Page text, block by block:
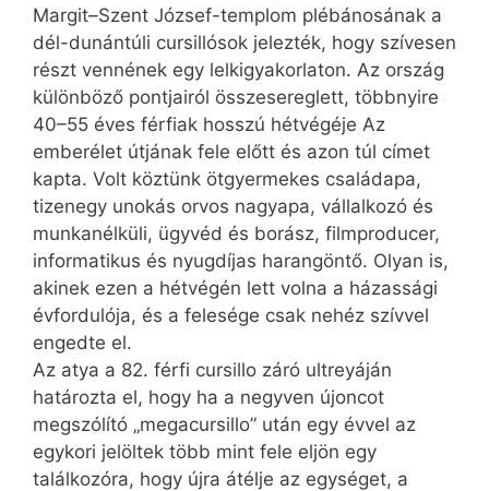
Margit–Szent József-templom plébánosának a
dél-dunántúli cursillósok jelezték, hogy szívesen
részt vennének egy lelkigyakorlaton. Az ország
különböző pontjairól összesereglett, többnyire
40–55 éves férfiak hosszú hétvégéje Az
emberélet útjának fele előtt és azon túl címet
kapta. Volt köztünk ötgyermekes családapa,
tizenegy unokás orvos nagyapa, vállalkozó és
munkanélküli, ügyvéd és borász, filmproducer,
informatikus és nyugdíjas harangöntő. Olyan is,
akinek ezen a hétvégén lett volna a házassági
évfordulója, és a felesége csak nehéz szívvel
engedte el.
Az atya a 82. férfi cursillo záró ultreyáján
határozta el, hogy ha a negyven újoncot
megszólító „megacursillo” után egy évvel az
egykori jelöltek több mint fele eljön egy
találkozóra, hogy újra átélje az egységet, a